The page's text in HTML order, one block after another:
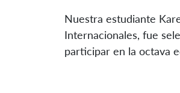
Nuestra estudiante
Internacionales, fue
participar en la octava